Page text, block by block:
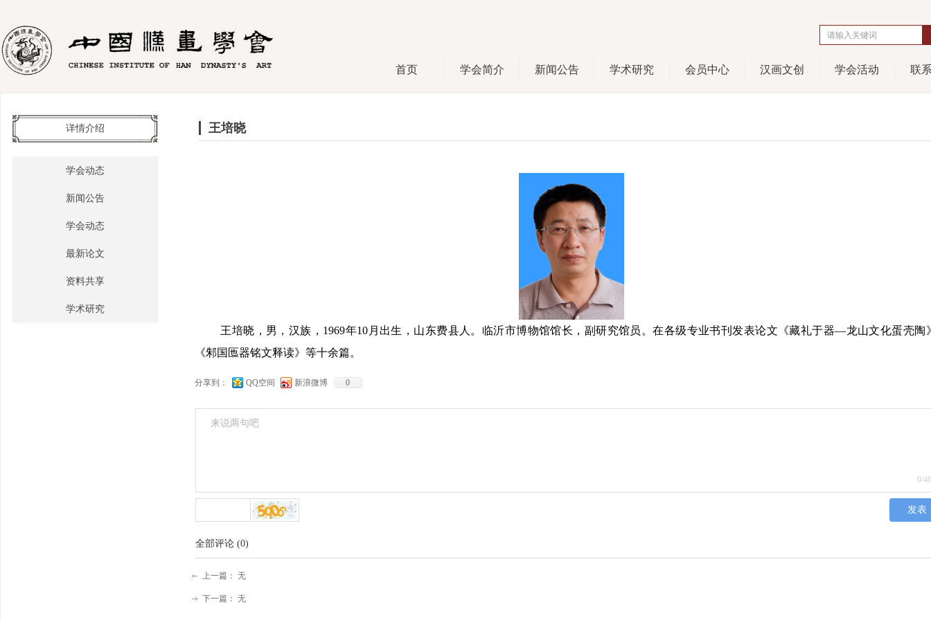
首页 学会简介 新闻公告 学术研究 会员中心 汉画文创 学会活动 联
王培晓
学会动态
新闻公告
学会动态
最新论文
资料共享
学术研究
详情介绍
王培晓，男，汉族 ， 1969年10 月出生，山东费县人。临沂市博物馆馆长，副研究馆员。在各级专业书刊发表论文《藏礼于器—龙山文化蛋壳陶
《邾国匜器铭文释读》等十余篇。
ꂃ 上一篇： 无
ꁹ 下一篇： 无
0/
发表
全部评论 (0)
分享到： QQ空间 新浪微博 0